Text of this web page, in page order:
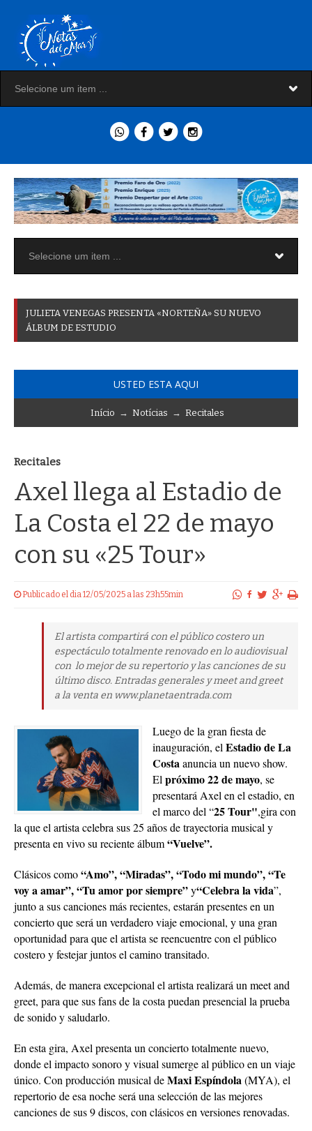
JULIETA VENEGAS PRESENTA «NORTEÑA» SU NUEVO
ÁLBUM DE ESTUDIO
USTED ESTA AQUI
Início → Notícias → Recitales
Recitales
Axel llega al Estadio de
La Costa el 22 de mayo
con su «25 Tour»
Publicado el dia 12/05/2025 a las 23h55min
El artista compartirá con el público costero un
espectáculo totalmente renovado en lo audiovisual
con lo mejor de su repertorio y las canciones de su
último disco. Entradas generales y meet and greet
a la venta en www.planetaentrada.com
Luego de la gran fiesta de
inauguración, elEstadio de La
Costa anuncia un nuevo show.
El próximo 22 de mayo, se
presentará Axel en el estadio, en
el marco del “25 Tour",gira con
la que el artista celebra sus 25 años de trayectoria musical y
presenta en vivo su reciente álbum“Vuelve”.
Clásicos como“Amo”, “Miradas”, “Todo mi mundo”, “Te
voy a amar”, “Tu amor por siempre”y“Celebra la vida”,
junto a sus canciones más recientes, estarán presentes en un
concierto que será un verdadero viaje emocional, y una gran
oportunidad para que el artista se reencuentre con el público
costero y festejar juntos el camino transitado.
Además, de manera excepcional el artista realizará un meet and
greet, para que sus fans de la costa puedan presencial la prueba
de sonido y saludarlo.
En esta gira, Axel presenta un concierto totalmente nuevo,
donde el impacto sonoro y visual sumerge al público en un viaje
único. Con producción musical deMaxi Espíndola(MYA), el
repertorio de esa noche será una selección de las mejores
canciones de sus 9 discos, con clásicos en versiones renovadas.